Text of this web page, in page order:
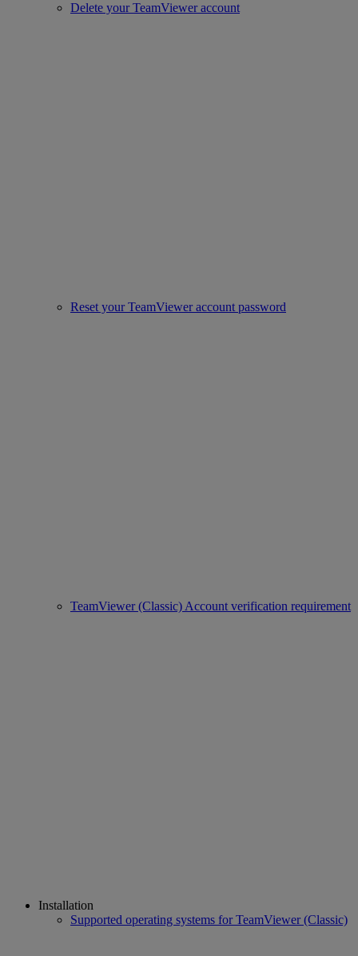
Delete your TeamViewer account
Reset your TeamViewer account password
TeamViewer (Classic) Account verification requirement
Installation
Supported operating systems for TeamViewer (Classic)